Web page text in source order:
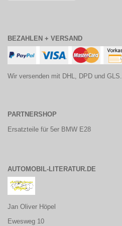
BEZAHLEN + VERSAND
Wir versenden mit DHL, DPD und GLS.
PARTNERSHOP
Ersatzteile für 5er BMW E28
AUTOMOBIL-LITERATUR.DE
Jan Oliver Höpel
Ewesweg 10